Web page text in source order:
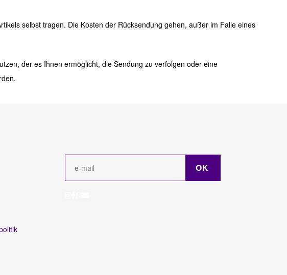
selbst tragen. Die Kosten der Rücksendung gehen, außer im Falle eines
der es Ihnen ermöglicht, die Sendung zu verfolgen oder eine
OK